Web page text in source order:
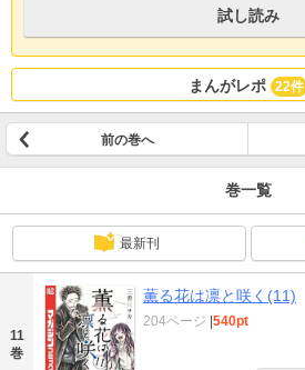
試し読み
まんがレポ 22件
前の巻へ
巻一覧
最新刊
11
巻
薫る花は凛と咲く(11)
204ページ 540pt